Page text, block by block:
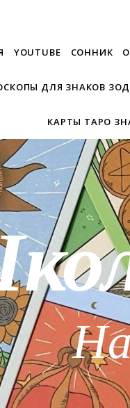
YOUTUBE СОННИК
ДЛЯ ЗНАКОВ
КАРТЫ ТАРО